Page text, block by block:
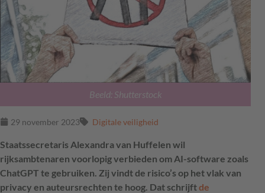
Beeld: Shutterstock
29 november 2023 Digitale veiligheid
Staatssecretaris Alexandra van Huffelen wil
rijksambtenaren voorlopig verbieden om AI-software zoals
ChatGPT te gebruiken. Zij vindt de risico’s op het vlak van
privacy en auteursrechten te hoog. Dat schrijftde